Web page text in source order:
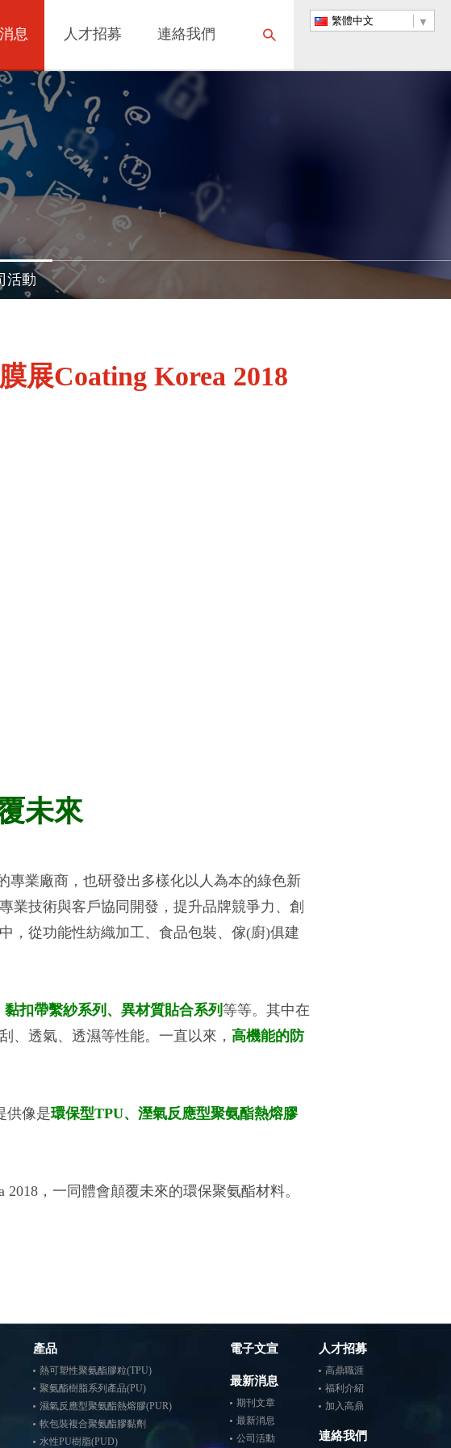
繁體中文
息 人才招募 連絡我們
活動
展Coating Korea 2018
未來
業廠商，也研發出多樣化以人為本的綠色新
業技術與客戶協同開發，提升品牌競爭力、創
，從功能性紡織加工、食品包裝、傢(廚)俱建
扣帶繫紗系列、異材質貼合系列 等等。其中在
、透氣、透濕等性能。一直以來， 高機能的防
供像是環保型TPU、溼氣反應型聚氨酯熱熔膠
，一同體會顛覆未來的環保聚氨酯材料。
產品
熱可塑性聚氨酯膠粒(TPU)
聚氨酯樹脂系列產品(PU)
濕氣反應型聚氨酯熱熔膠(PUR)
軟包裝複合聚氨酯膠黏劑
水性PU樹脂(PUD)
電子文宣
最新消息
期刊文章
最新消息
公司活動
人才招募
高鼎職涯
福利介紹
加入高鼎
連絡我們